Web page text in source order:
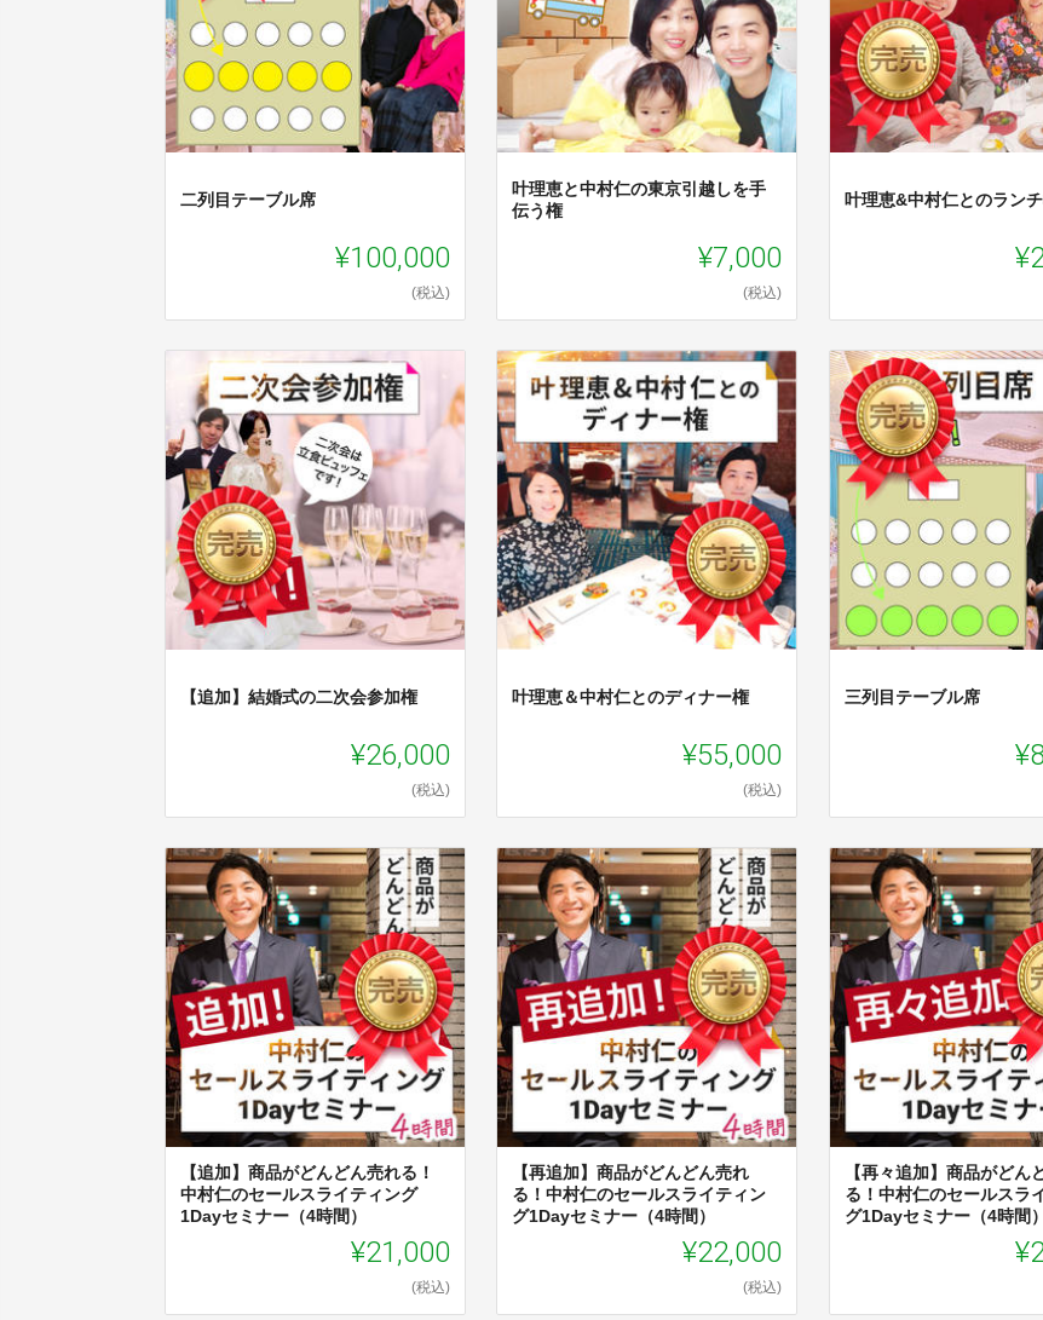
二列目テーブル席
¥100,000
(税込)
叶理恵と中村仁の東京引越しを手
伝う権
¥7,000
(税込)
叶理恵&中村仁とのラン
【追加】結婚式の二次会参加権
¥26,000
(税込)
叶理恵＆中村仁とのディナー権
¥55,000
(税込)
三列目テーブル席
【追加】商品がどんどん売れる！
中村仁のセールスライティング
1Dayセミナー（4時間）
¥21,000
(税込)
【再追加】商品がどんどん売れ
る！中村仁のセールスライティン
グ1Dayセミナー（4時間）
¥22,000
(税込)
【再々追加】商品がどん
る！中村仁のセールスラ
グ1Dayセミナー（4時間）